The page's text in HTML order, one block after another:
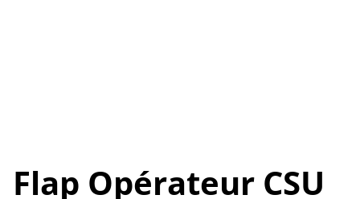
Flap Opérateur CSU